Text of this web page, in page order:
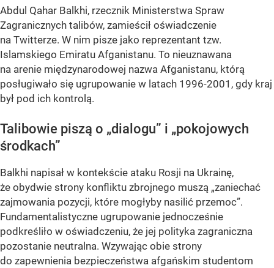
Abdul Qahar Balkhi, rzecznik Ministerstwa Spraw
Zagranicznych talibów, zamieścił oświadczenie
na Twitterze. W nim pisze jako reprezentant tzw.
Islamskiego Emiratu Afganistanu. To nieuznawana
na arenie międzynarodowej nazwa Afganistanu, którą
posługiwało się ugrupowanie w latach 1996-2001, gdy kraj
był pod ich kontrolą.
Talibowie piszą o „dialogu” i „pokojowych
środkach”
Balkhi napisał w kontekście ataku Rosji na Ukrainę,
że obydwie strony konfliktu zbrojnego muszą „zaniechać
zajmowania pozycji, które mogłyby nasilić przemoc”.
Fundamentalistyczne ugrupowanie jednocześnie
podkreśliło w oświadczeniu, że jej polityka zagraniczna
pozostanie neutralna. Wzywając obie strony
do zapewnienia bezpieczeństwa afgańskim studentom